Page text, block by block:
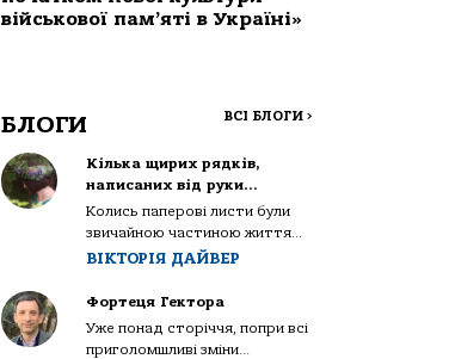
військової пам’яті в Україні»
БЛОГИ ВСІ БЛОГИ >
Кілька щирих рядків,
написаних від руки…
Колись паперові листи були
звичайною частиною життя...
ВІКТОРІЯ ДАЙВЕР
Фортеця Гектора
Уже понад сторіччя, попри всі
приголомшливі зміни...